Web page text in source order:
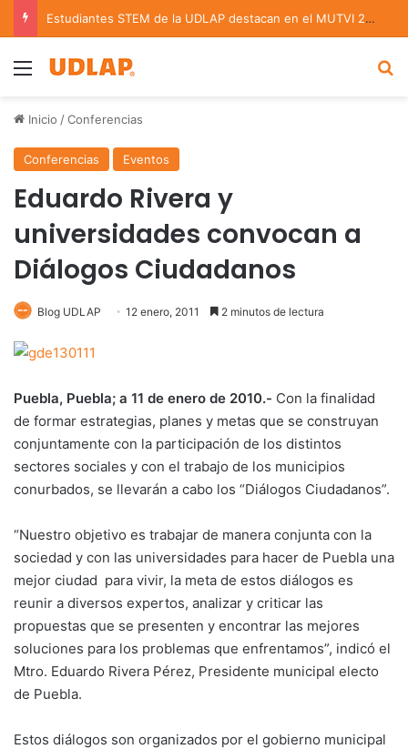
Estudiantes STEM de la UDLAP destacan en el MUTVI 2026
Menu
Inicio /Conferencias
Conferencias Eventos
Eduardo Rivera y
universidades convocan a
Diálogos Ciudadanos
Blog UDLAP 12 enero, 2011 2 minutos de lectura
Puebla, Puebla; a 11 de enero de 2010.- Con la finalidad
de formar estrategias, planes y metas que se construyan
conjuntamente con la participación de los distintos
sectores sociales y con el trabajo de los municipios
conurbados, se llevarán a cabo los “Diálogos Ciudadanos”.
“Nuestro objetivo es trabajar de manera conjunta con la
sociedad y con las universidades para hacer de Puebla una
mejor ciudad para vivir, la meta de estos diálogos es
reunir a diversos expertos, analizar y criticar las
propuestas que se presenten y encontrar las mejores
soluciones para los problemas que enfrentamos”, indicó el
Mtro. Eduardo Rivera Pérez, Presidente municipal electo
de Puebla.
Estos diálogos son organizados por el gobierno municipal